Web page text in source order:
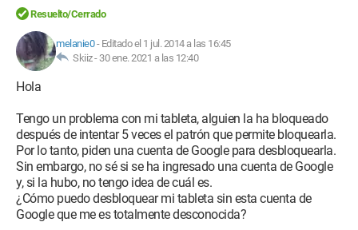
Resuelto/Cerrado
melanie0- Editado el 1 jul. 2014 a las 16:45
Skiiz - 30 ene. 2021 a las 12:40
Hola
Tengo un problema con mi tableta, alguien la ha bloqueado
después de intentar 5 veces el patrón que permite bloquearla.
Por lo tanto, piden una cuenta de Google para desbloquearla.
Sin embargo, no sé si se ha ingresado una cuenta de Google
y, si la hubo, no tengo idea de cuál es.
¿Cómo puedo desbloquear mi tableta sin esta cuenta de
Google que me es totalmente desconocida?